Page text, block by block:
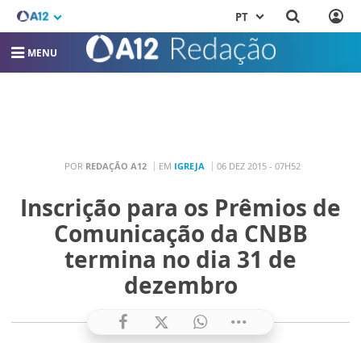
PT
MENU
POR REDAÇÃO A12 EM IGREJA 06 DEZ 2015 - 07H52
Inscrição para os Prêmios de
Comunicação da CNBB
termina no dia 31 de
dezembro